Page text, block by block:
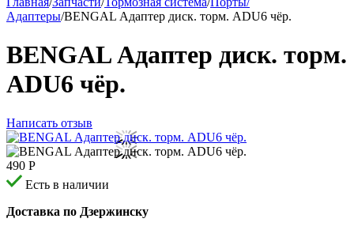
Адаптеры/BENGAL Адаптер диск. торм. ADU6 чёр.
BENGAL Адаптер диск. торм.
ADU6 чёр.
Написать отзыв
490 Р
Есть в наличии
Доставка по Дзержинску